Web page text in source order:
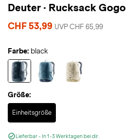
Deuter · Rucksack Gogo
CHF 53,99 UVP CHF 65,99
Farbe: black
Größe:
Einheitsgröße
Selected
Lieferbar - In 1-3 Werktagen bei dir.